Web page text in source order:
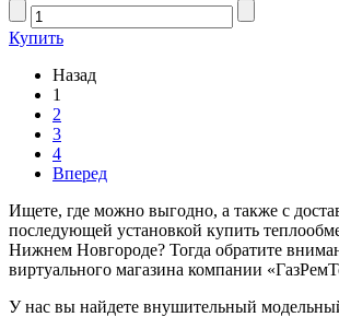
Купить
Назад
1
2
3
4
Вперед
Ищете, где можно выгодно, а также с
последующей установкой купить
Нижнем Новгороде? Тогда обратите
виртуального магазина компании
У нас вы найдете внушительный